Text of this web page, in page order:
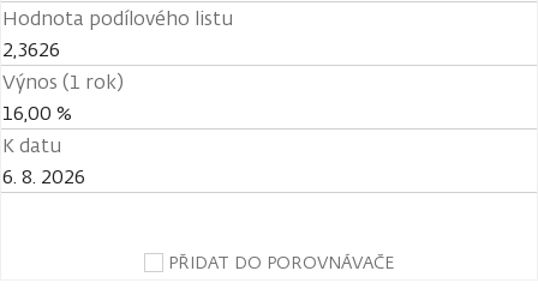
Hodnota podílového listu
2,3626
Výnos (1 rok)
16,00 %
K datu
6. 8. 2026
PŘIDAT DO POROVNÁVAČE